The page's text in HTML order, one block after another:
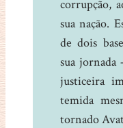
corrupção,
sua nação.
de dois
sua jornada
justiceira
temida
tornado